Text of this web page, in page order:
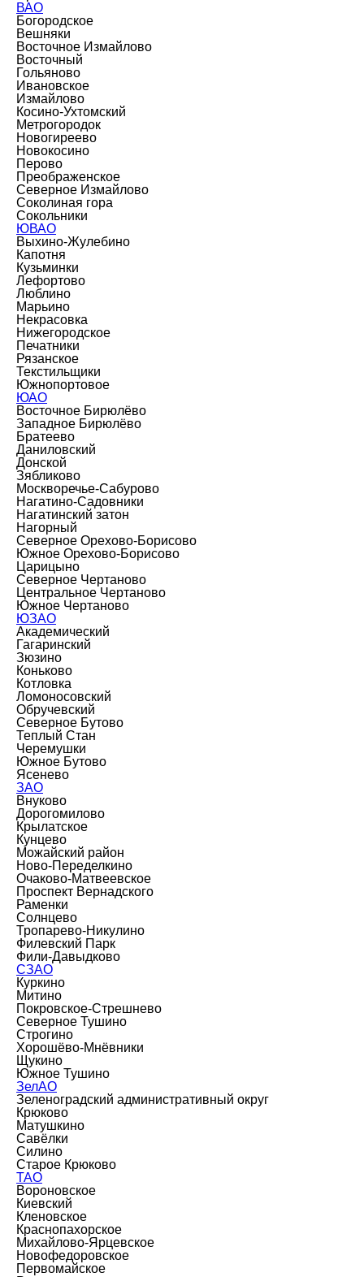
ВАО
Богородское
Вешняки
Восточное Измайлово
Восточный
Гольяново
Ивановское
Измайлово
Косино-Ухтомский
Метрогородок
Новогиреево
Новокосино
Перово
Преображенское
Северное Измайлово
Соколиная гора
Сокольники
ЮВАО
Выхино-Жулебино
Капотня
Кузьминки
Лефортово
Люблино
Марьино
Некрасовка
Нижегородское
Печатники
Рязанское
Текстильщики
Южнопортовое
ЮАО
Восточное Бирюлёво
Западное Бирюлёво
Братеево
Даниловский
Донской
Зябликово
Москворечье-Сабурово
Нагатино-Садовники
Нагатинский затон
Нагорный
Северное Орехово-Борисово
Южное Орехово-Борисово
Царицыно
Северное Чертаново
Центральное Чертаново
Южное Чертаново
ЮЗАО
Академический
Гагаринский
Зюзино
Коньково
Котловка
Ломоносовский
Обручевский
Северное Бутово
Теплый Стан
Черемушки
Южное Бутово
Ясенево
ЗАО
Внуково
Дорогомилово
Крылатское
Кунцево
Можайский район
Ново-Переделкино
Очаково-Матвеевское
Проспект Вернадского
Раменки
Солнцево
Тропарево-Никулино
Филевский Парк
Фили-Давыдково
СЗАО
Куркино
Митино
Покровское-Стрешнево
Северное Тушино
Строгино
Хорошёво-Мнёвники
Щукино
Южное Тушино
ЗелАО
Зеленоградский административный округ
Крюково
Матушкино
Савёлки
Силино
Старое Крюково
ТАО
Вороновское
Киевский
Кленовское
Краснопахорское
Михайлово-Ярцевское
Новофедоровское
Первомайское